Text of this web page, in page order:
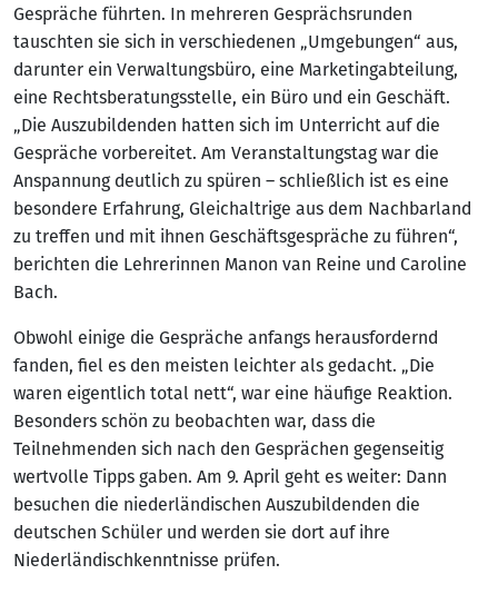
Gespräche führten. In mehreren Gesprächsrunden
tauschten sie sich in verschiedenen „Umgebungen“ aus,
darunter ein Verwaltungsbüro, eine Marketingabteilung,
eine Rechtsberatungsstelle, ein Büro und ein Geschäft.
„Die Auszubildenden hatten sich im Unterricht auf die
Gespräche vorbereitet. Am Veranstaltungstag war die
Anspannung deutlich zu spüren – schließlich ist es eine
besondere Erfahrung, Gleichaltrige aus dem Nachbarland
zu treffen und mit ihnen Geschäftsgespräche zu führen“,
berichten die Lehrerinnen Manon van Reine und Caroline
Bach.
Obwohl einige die Gespräche anfangs herausfordernd
fanden, fiel es den meisten leichter als gedacht. „Die
waren eigentlich total nett“, war eine häufige Reaktion.
Besonders schön zu beobachten war, dass die
Teilnehmenden sich nach den Gesprächen gegenseitig
wertvolle Tipps gaben. Am 9. April geht es weiter: Dann
besuchen die niederländischen Auszubildenden die
deutschen Schüler und werden sie dort auf ihre
Niederländischkenntnisse prüfen.